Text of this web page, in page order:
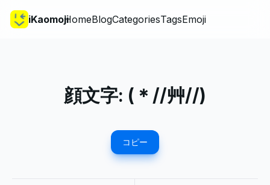
iKaomojiHomeBlogCategoriesTagsEmoji
顔文字: (＊//艸//)
コピー